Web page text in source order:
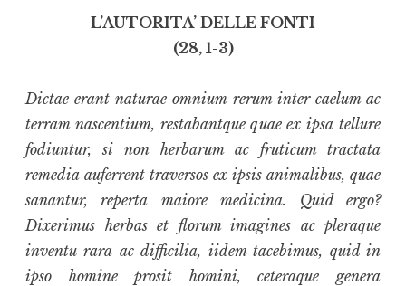
L’AUTORITA’ DELLE FONTI
(28, 1-3)
Dictae erant naturae omnium rerum inter caelum ac
terram nascentium, restabantque quae ex ipsa tellure
fodiuntur, si non herbarum ac fruticum tractata
remedia auferrent traversos ex ipsis animalibus, quae
sanantur, reperta maiore medicina. Quid ergo?
Dixerimus herbas et florum imagines ac pleraque
inventu rara ac difficilia, iidem tacebimus, quid in
ipso homine prosit homini, ceteraque genera